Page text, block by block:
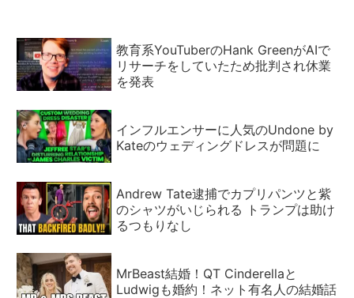
教育系YouTuberのHank GreenがAIで
リサーチをしていたため批判され休業
を発表
インフルエンサーに人気のUndone by
Kateのウェディングドレスが問題に
Andrew Tate逮捕でカプリパンツと紫
のシャツがいじられる トランプは助け
るつもりなし
MrBeast結婚！QT Cinderellaと
Ludwigも婚約！ネット有名人の結婚話